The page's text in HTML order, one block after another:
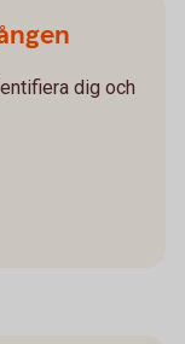
dig och